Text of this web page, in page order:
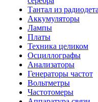
Тантал из
Аккумуляторы
Лампы
Платы
Техника целиком
Осциллографы
Анализаторы
Генераторы частот
Вольтметры
Частотомеры